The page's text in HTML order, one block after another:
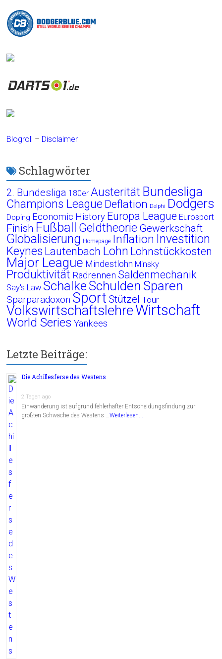
Blogroll – Disclaimer
Schlagwörter
2. Bundesliga 180er Austerität Bundesliga
Champions League Deflation Delphi Dodgers
Doping Economic History Europa League Eurosport
Finish Fußball Geldtheorie Gewerkschaft
Globalisierung Homepage Inflation Investition
Keynes Lautenbach Lohn Lohnstückkosten
Major League Mindestlohn Minsky
Produktivität Radrennen Saldenmechanik
Say's Law Schalke Schulden Sparen
Sparparadoxon Sport Stützel Tour
VolkswirtschaftslehreWirtschaft
World Series Yankees
Letzte Beiträge:
Die Achillesferse des Westens
2 Tagen ago
Einwanderung ist aufgrund fehlerhafter Entscheidungsfindung zur
größten Schwäche des Westens …Weiterlesen...